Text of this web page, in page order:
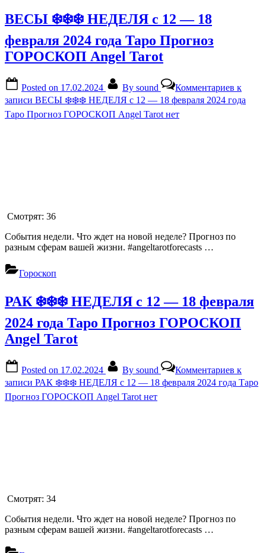
ВЕСЫ ❄️❄️❄️ НЕДЕЛЯ с 12 — 18
февраля 2024 года Таро Прогноз
ГОРОСКОП Angel Tarot
Posted on 17.02.2024 By sound Комментариев к
записи ВЕСЫ ❄️❄️❄️ НЕДЕЛЯ с 12 — 18 февраля 2024 года
Таро Прогноз ГОРОСКОП Angel Tarot нет
Смотрят: 36
События недели. Что ждет на новой неделе? Прогноз по
разным сферам вашей жизни. #angeltarotforecasts …
Гороскоп
РАК ❄️❄️❄️ НЕДЕЛЯ с 12 — 18 февраля
2024 года Таро Прогноз ГОРОСКОП
Angel Tarot
Posted on 17.02.2024 By sound Комментариев к
записи РАК ❄️❄️❄️ НЕДЕЛЯ с 12 — 18 февраля 2024 года Таро
Прогноз ГОРОСКОП Angel Tarot нет
Смотрят: 34
События недели. Что ждет на новой неделе? Прогноз по
разным сферам вашей жизни. #angeltarotforecasts …